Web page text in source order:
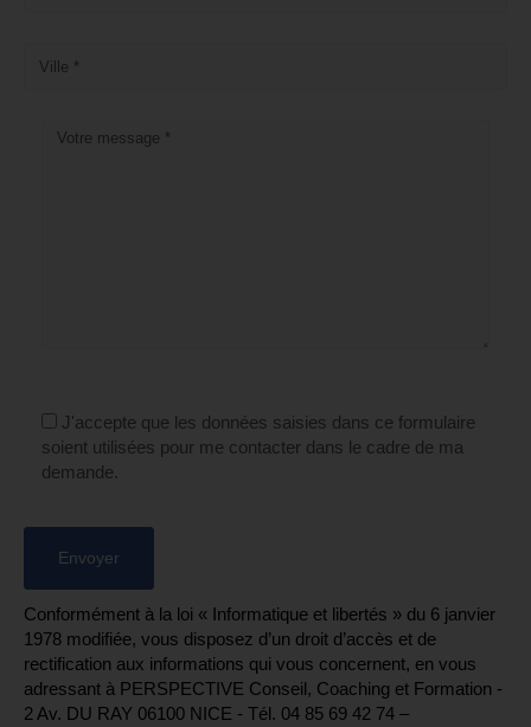
J'accepte que les données saisies dans ce formulaire
soient utilisées pour me contacter dans le cadre de ma
demande.
Conformément à la loi « Informatique et libertés » du 6 janvier
1978 modifiée, vous disposez d’un droit d’accès et de
rectification aux informations qui vous concernent, en vous
adressant à PERSPECTIVE Conseil, Coaching et Formation -
2 Av. DU RAY 06100 NICE - Tél. 04 85 69 42 74⁩ –